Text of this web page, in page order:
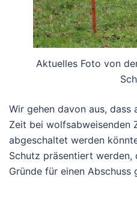
Aktuelles Foto von
Wir gehen davon aus, dass
Zeit bei wolfsabweisenden
abgeschaltet werden
Schutz präsentiert werden,
Gründe für einen Abschuss